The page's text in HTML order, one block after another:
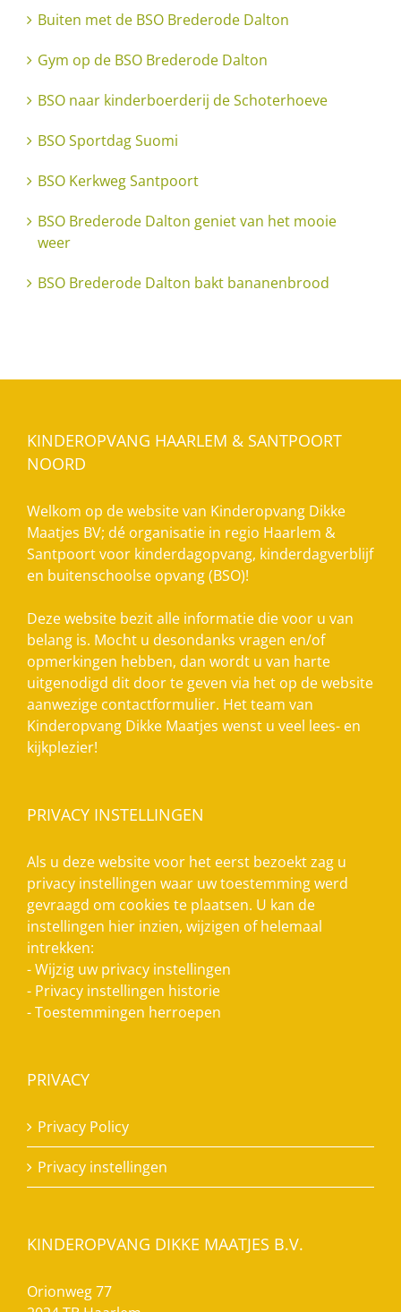
Buiten met de BSO Brederode Dalton
Gym op de BSO Brederode Dalton
BSO naar kinderboerderij de Schoterhoeve
BSO Sportdag Suomi
BSO Kerkweg Santpoort
BSO Brederode Dalton geniet van het mooie
weer
BSO Brederode Dalton bakt bananenbrood
KINDEROPVANG HAARLEM & SANTPOORT
NOORD
Welkom op de website van Kinderopvang Dikke
Maatjes BV; dé organisatie in regio Haarlem &
Santpoort voor kinderdagopvang, kinderdagverblijf
en buitenschoolse opvang (BSO)!
Deze website bezit alle informatie die voor u van
belang is. Mocht u desondanks vragen en/of
opmerkingen hebben, dan wordt u van harte
uitgenodigd dit door te geven via het op de website
aanwezige contactformulier. Het team van
Kinderopvang Dikke Maatjes wenst u veel lees- en
kijkplezier!
PRIVACY INSTELLINGEN
Als u deze website voor het eerst bezoekt zag u
privacy instellingen waar uw toestemming werd
gevraagd om cookies te plaatsen. U kan de
instellingen hier inzien, wijzigen of helemaal
intrekken:
-Wijzig uw privacy instellingen
- Privacy instellingen historie
-Toestemmingen herroepen
PRIVACY
Privacy Policy
Privacy instellingen
KINDEROPVANG DIKKE MAATJES B.V.
Orionweg 77